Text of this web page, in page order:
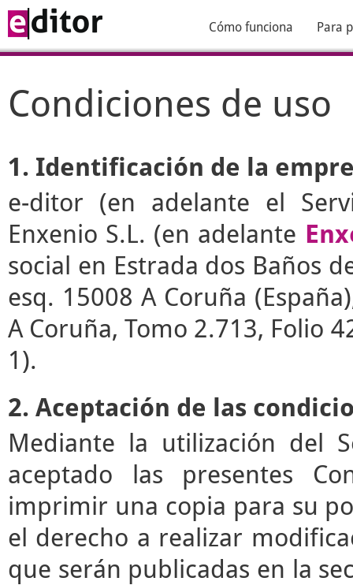
Cómo funciona Para
Condiciones de uso
1. Identificación de la
e-ditor (en adelante el
Enxenio S.L. (en adelante
social en Estrada dos Baños
esq. 15008 A Coruña
A Coruña, Tomo 2.713, Folio
1).
2. Aceptación de las
Mediante la utilización del
aceptado las presentes
imprimir una copia para su
el derecho a realizar
que serán publicadas en la